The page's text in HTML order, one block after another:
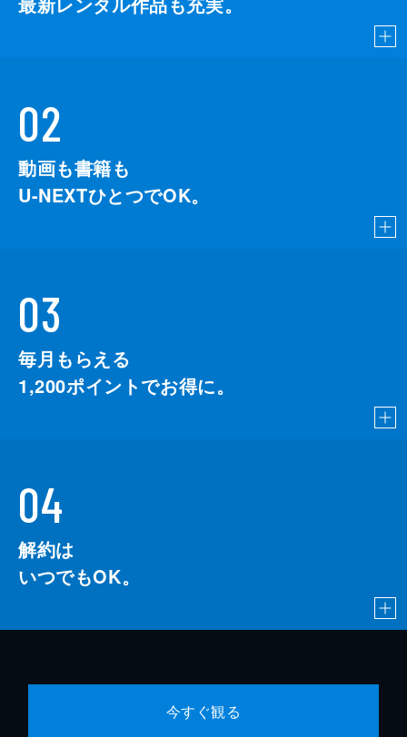
02
動画も書籍も
U-NEXTひとつでOK。
03
毎月もらえる
1,200ポイントでお得に。
04
解約は
いつでもOK。
今すぐ観る